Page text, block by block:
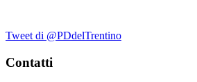
Tweet di @PDdelTrentino
Contatti